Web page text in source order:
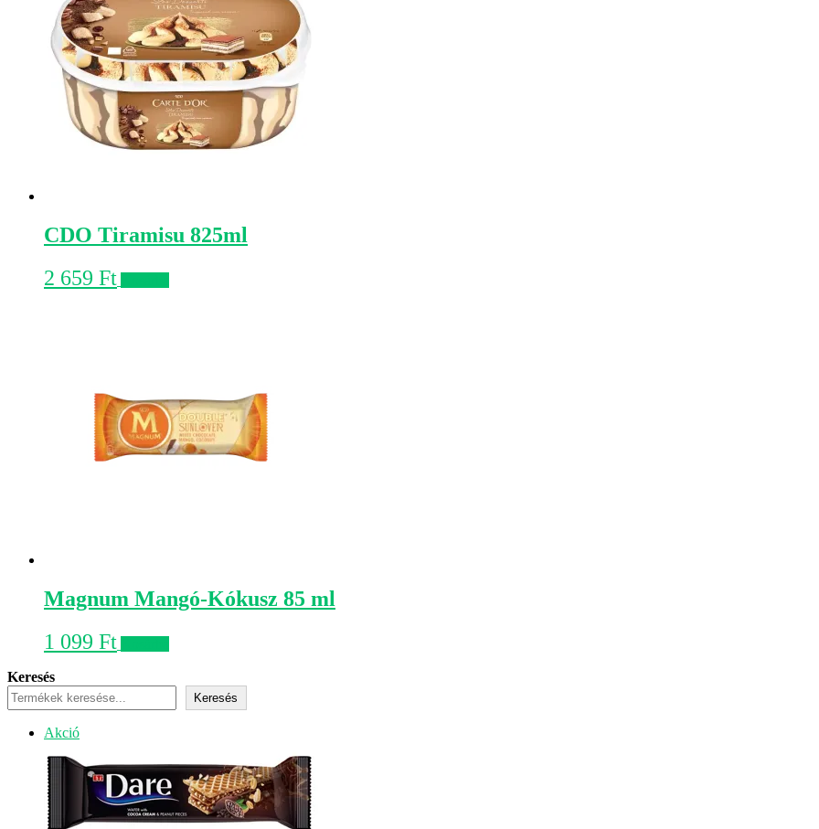
CDO Tiramisu 825ml
2 659 Ft
Magnum Mangó-Kókusz 85 ml
1 099 Ft
Keresés
Keresés
AkcióAkciós